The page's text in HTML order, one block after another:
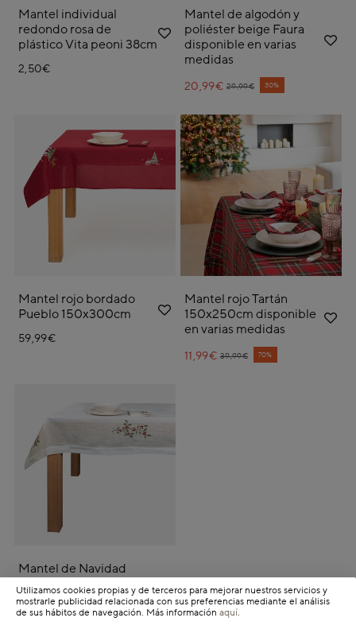
Mantel individual
redondo rosa de
plástico Vita peoni 38cm
2,50€
Mantel de algodón y
poliéster beige Faura
disponible en varias
medidas
Price reduced from
29,99€
to 30%
20,99€
Mantel rojo bordado
Pueblo 150x300cm
59,99€
Mantel rojo Tartán
150x250cm disponible
en varias medidas
Price reduced from
39,99€
to 70%
11,99€
Mantel de Navidad
blanco bordado
Muérdago disponible en
varias medidas
Utilizamos cookies propias y de terceros para mejorar nuestros servicios y
mostrarle publicidad relacionada con sus preferencias mediante el análisis
de sus hábitos de navegación. Más información aquí.